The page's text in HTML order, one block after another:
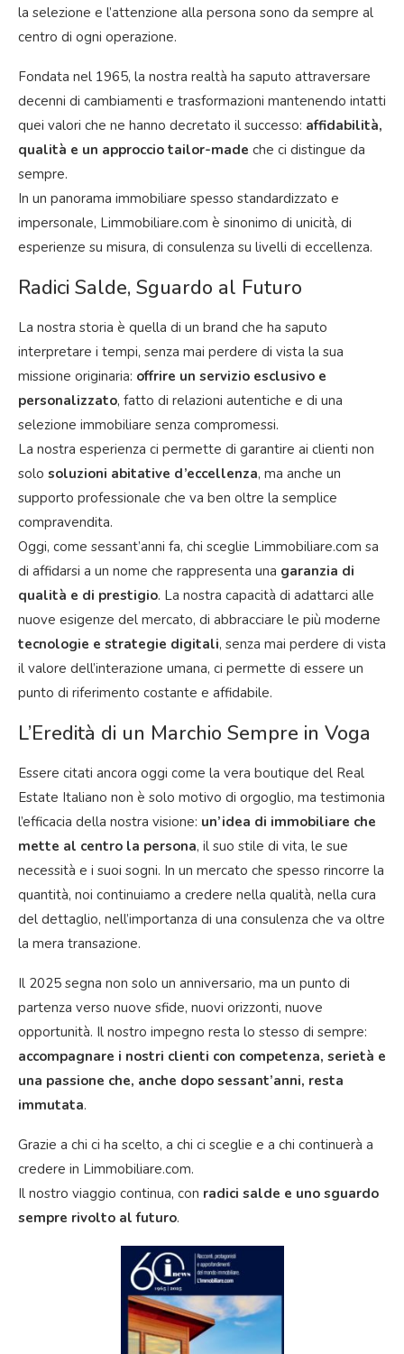
la selezione e l’attenzione alla persona sono da sempre al
centro di ogni operazione.
Fondata nel 1965, la nostra realtà ha saputo attraversare
decenni di cambiamenti e trasformazioni mantenendo intatti
quei valori che ne hanno decretato il successo: affidabilità,
qualità e un approccio tailor-made che ci distingue da
sempre.
In un panorama immobiliare spesso standardizzato e
impersonale, Limmobiliare.com è sinonimo di unicità, di
esperienze su misura, di consulenza su livelli di eccellenza.
Radici Salde, Sguardo al Futuro
La nostra storia è quella di un brand che ha saputo
interpretare i tempi, senza mai perdere di vista la sua
missione originaria: offrire un servizio esclusivo e
personalizzato, fatto di relazioni autentiche e di una
selezione immobiliare senza compromessi.
La nostra esperienza ci permette di garantire ai clienti non
solo soluzioni abitative d’eccellenza, ma anche un
supporto professionale che va ben oltre la semplice
compravendita.
Oggi, come sessant’anni fa, chi sceglie Limmobiliare.com sa
di affidarsi a un nome che rappresenta una garanzia di
qualità e di prestigio. La nostra capacità di adattarci alle
nuove esigenze del mercato, di abbracciare le più moderne
tecnologie e strategie digitali, senza mai perdere di vista
il valore dell’interazione umana, ci permette di essere un
punto di riferimento costante e affidabile.
L’Eredità di un Marchio Sempre in Voga
Essere citati ancora oggi come la vera boutique del Real
Estate Italiano non è solo motivo di orgoglio, ma testimonia
l’efficacia della nostra visione: un’idea di immobiliare che
mette al centro la persona, il suo stile di vita, le sue
necessità e i suoi sogni. In un mercato che spesso rincorre la
quantità, noi continuiamo a credere nella qualità, nella cura
del dettaglio, nell’importanza di una consulenza che va oltre
la mera transazione.
Il 2025 segna non solo un anniversario, ma un punto di
partenza verso nuove sfide, nuovi orizzonti, nuove
opportunità. Il nostro impegno resta lo stesso di sempre:
accompagnare i nostri clienti con competenza, serietà e
una passione che, anche dopo sessant’anni, resta
immutata.
Grazie a chi ci ha scelto, a chi ci sceglie e a chi continuerà a
credere in Limmobiliare.com.
Il nostro viaggio continua, con radici salde e uno sguardo
sempre rivolto al futuro.